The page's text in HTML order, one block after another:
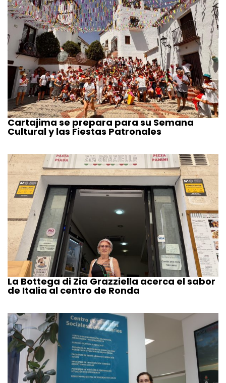
Cartajima se prepara para su Semana
Cultural y las Fiestas Patronales
La Bottega di Zia Grazziella acerca el sabor
de Italia al centro de Ronda